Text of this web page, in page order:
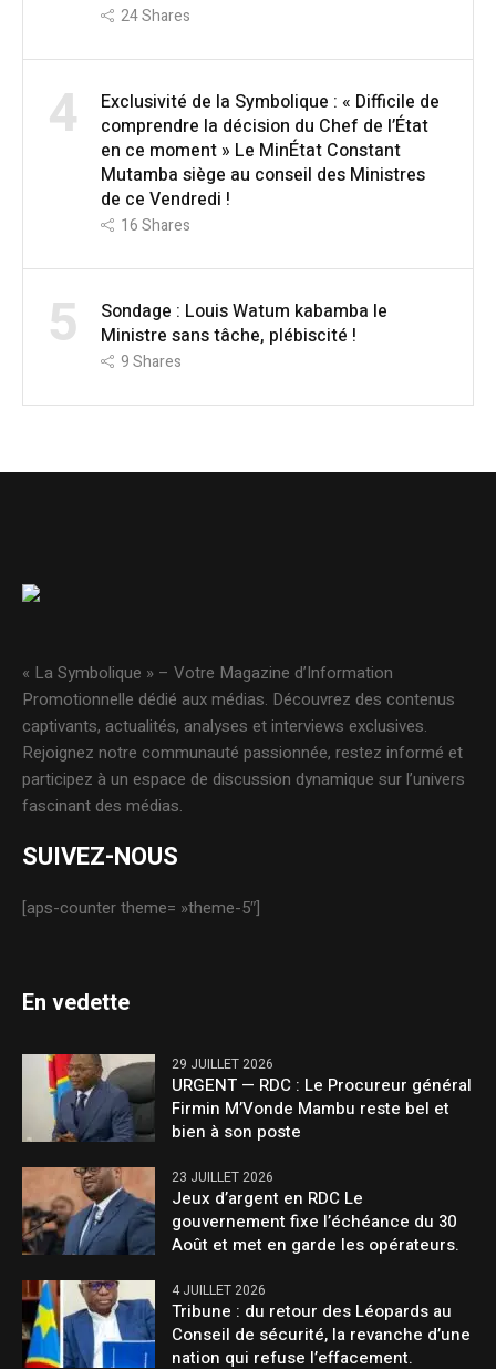
24Shares
4
Exclusivité de la Symbolique : « Difficile de
comprendre la décision du Chef de l’État
en ce moment » Le MinÉtat Constant
Mutamba siège au conseil des Ministres
de ce Vendredi !
16Shares
5
Sondage : Louis Watum kabamba le
Ministre sans tâche, plébiscité !
9Shares
« La Symbolique » – Votre Magazine d’Information
Promotionnelle dédié aux médias. Découvrez des contenus
captivants, actualités, analyses et interviews exclusives.
Rejoignez notre communauté passionnée, restez informé et
participez à un espace de discussion dynamique sur l’univers
fascinant des médias.
SUIVEZ-NOUS
[aps-counter theme= »theme-5″]
En vedette
29 JUILLET 2026
URGENT — RDC : Le Procureur général
Firmin M’Vonde Mambu reste bel et
bien à son poste
23 JUILLET 2026
Jeux d’argent en RDC Le
gouvernement fixe l’échéance du 30
Août et met en garde les opérateurs.
4 JUILLET 2026
Tribune : du retour des Léopards au
Conseil de sécurité, la revanche d’une
nation qui refuse l’effacement.